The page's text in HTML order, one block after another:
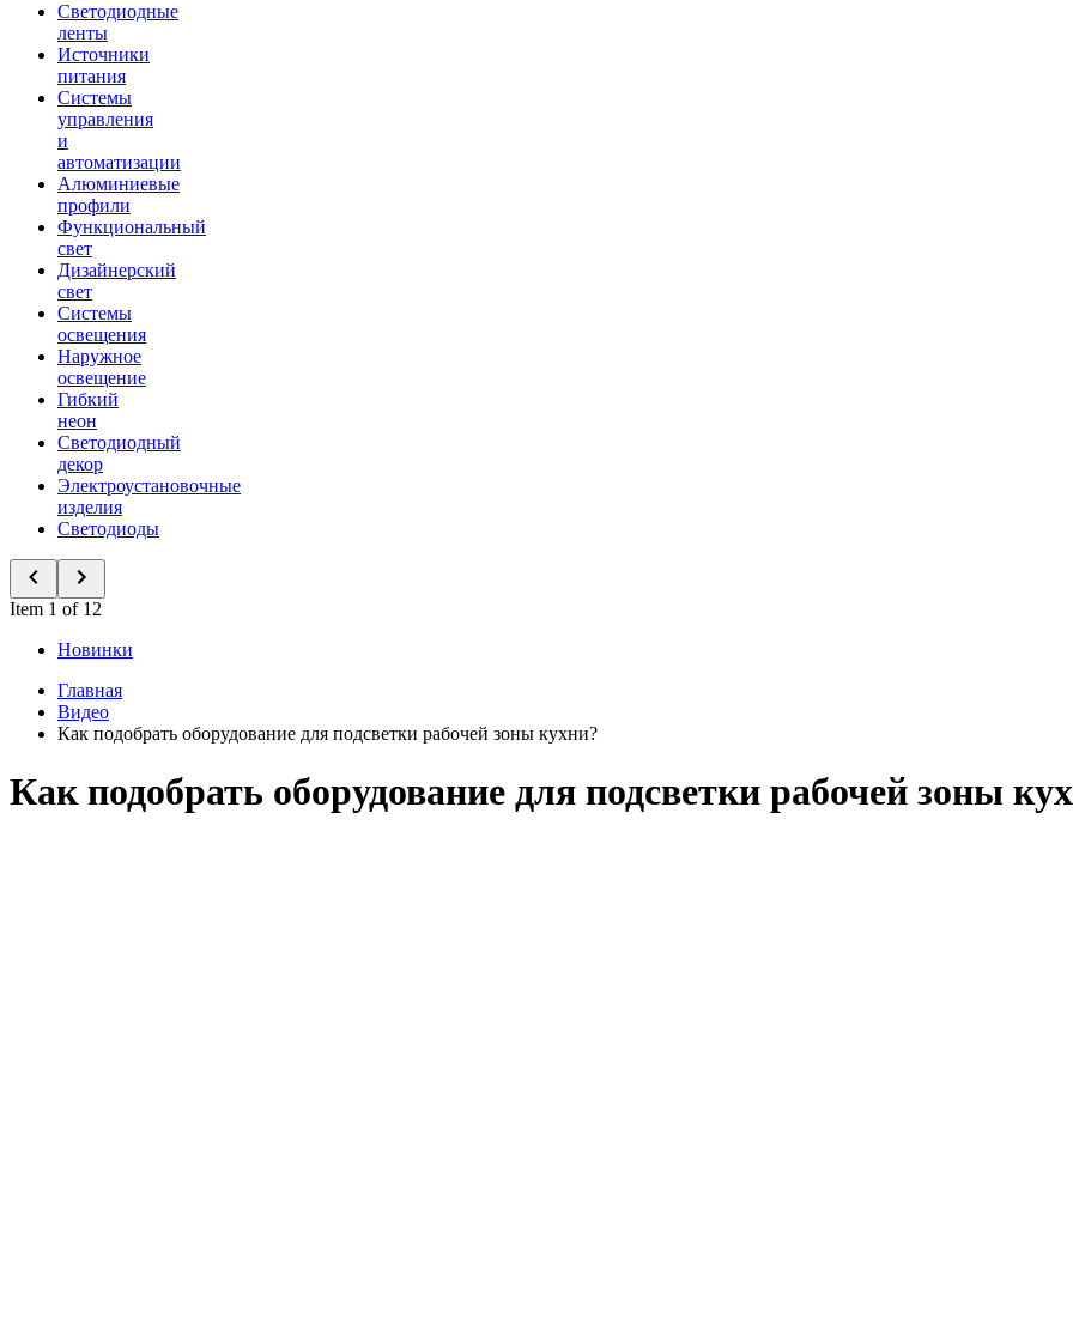
Светодиодные
ленты
Источники
питания
Системы
управления
и
автоматизации
Алюминиевые
профили
Функциональный
свет
Дизайнерский
свет
Системы
освещения
Наружное
освещение
Гибкий
неон
Светодиодный
декор
Электроустановочные
изделия
Светодиоды
Item 1 of 12
Новинки
Главная
Видео
Как подобрать оборудование для подсветки рабочей зоны кухни?
Как подобрать оборудование для подсветки рабочей зоны